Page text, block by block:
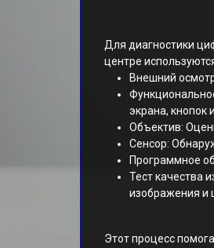
Для диагностики
центре
Внешний
экрана, кнопок
Объектив:
Сенсор:
Программное
Тест качества
изображения и
Этот процесс